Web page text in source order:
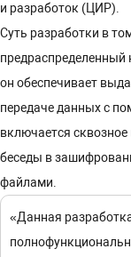
и разработок (ЦИР).
Суть разработки в
он обеспечивает
передаче данных с
включается
беседы в
файлами.
«Данная